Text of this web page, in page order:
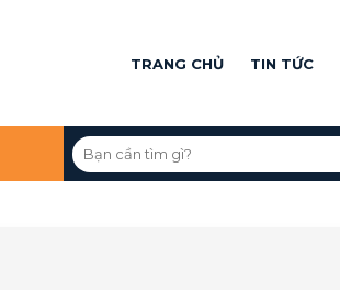
TRANG CHỦ TIN TỨC